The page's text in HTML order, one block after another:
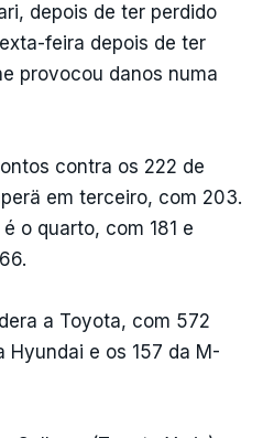
depois de ter perdido
feira depois de ter
provocou danos numa
contra os 222 de
em terceiro, com 203.
o quarto, com 181 e
a Toyota, com 572
e os 157 da M-